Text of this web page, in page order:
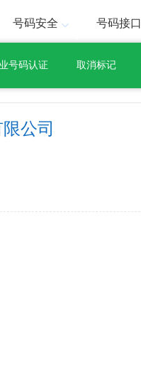
号码安全 号码接口
号码认证 取消标记
公司